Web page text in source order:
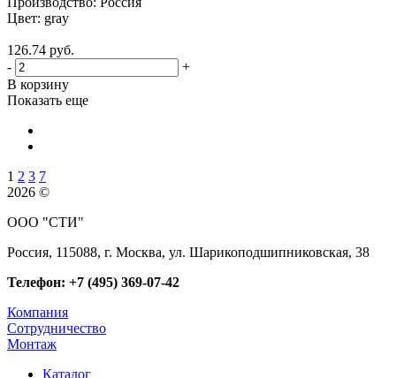
Цвет: gray
126.74 руб.
-
+
В корзину
Показать еще
1 2 3 7
2026 ©
ООО "СТИ"
Россия, 115088, г. Москва, ул. Шарикоподшипниковская, 38
Телефон: +7 (495) 369-07-42
Компания
Сотрудничество
Монтаж
Каталог